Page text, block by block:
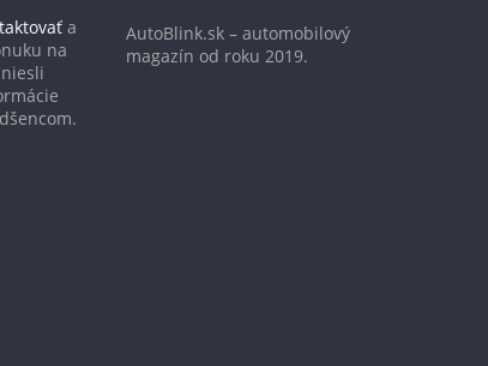
a
na
AutoBlink.sk – automobilový
magazín od roku 2019.